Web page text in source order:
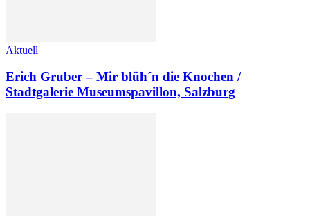
Aktuell
Erich Gruber – Mir blüh´n die Knochen /
Stadtgalerie Museumspavillon, Salzburg